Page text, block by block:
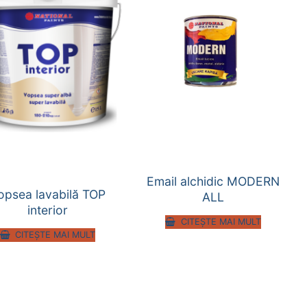
lavabilă TOP
interior
CITEȘTE MAI MULT
Email alchidic MODERN
ALL
CITEȘTE MAI MULT